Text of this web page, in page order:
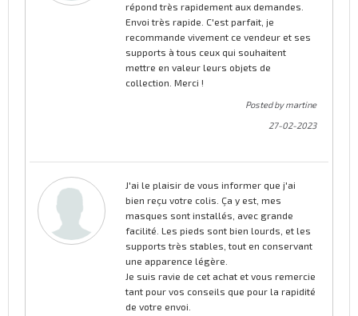
répond très rapidement aux demandes.
Envoi très rapide. C'est parfait, je
recommande vivement ce vendeur et ses
supports à tous ceux qui souhaitent
mettre en valeur leurs objets de
collection. Merci !
Posted by martine
27-02-2023
J'ai le plaisir de vous informer que j'ai
bien reçu votre colis. Ça y est, mes
masques sont installés, avec grande
facilité. Les pieds sont bien lourds, et les
supports très stables, tout en conservant
une apparence légère.
Je suis ravie de cet achat et vous remercie
tant pour vos conseils que pour la rapidité
de votre envoi.